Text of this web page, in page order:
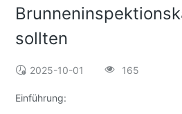
sollten
2025-10-01 165
Einführung: